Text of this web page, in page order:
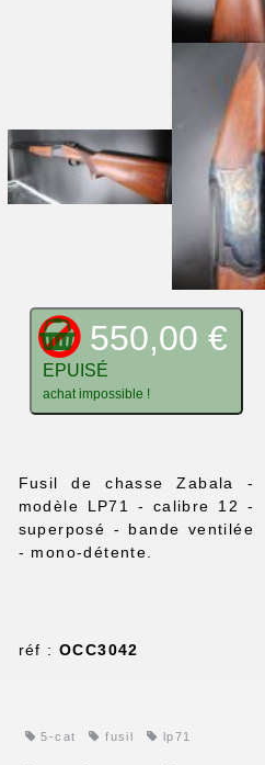
550,00 €
EPUISÉ
achat impossible !
Fusil de chasse Zabala -
modèle LP71 - calibre 12 -
superposé - bande ventilée
- mono-détente.
réf :OCC3042
5-cat fusil lp71